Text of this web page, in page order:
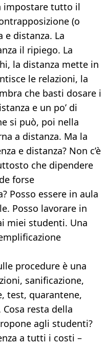
impostare tutto il
(o
e distanza. La
il ripiego. La
la distanza mette in
le relazioni, la
che basti dosare i
e un po’ di
si può, poi nella
a distanza. Ma la
e distanza? Non c’è
che dipendere
forse
Posso essere in aula
Posso lavorare in
miei studenti. Una
procedure è una
sanificazione,
test, quarantene,
resta della
agli studenti?
a tutti i costi –